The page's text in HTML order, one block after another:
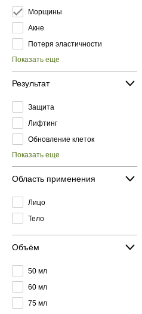
Морщины
Акне
Потеря эластичности
Показать еще
Результат
Защита
Лифтинг
Обновление клеток
Показать еще
Область применения
Лицо
Тело
Объём
50 мл
60 мл
75 мл